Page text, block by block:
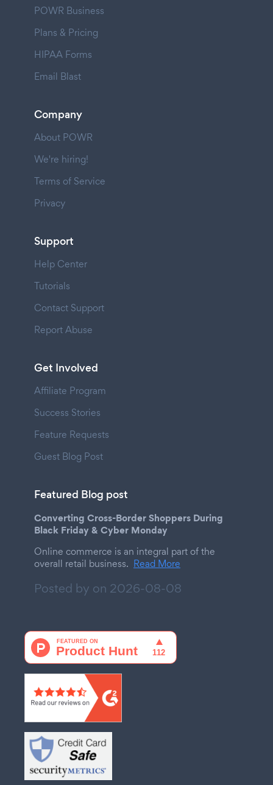
POWR Business
Plans & Pricing
HIPAA Forms
Email Blast
Company
About POWR
We're hiring!
Terms of Service
Privacy
Support
Help Center
Tutorials
Contact Support
Report Abuse
Get Involved
Affiliate Program
Success Stories
Feature Requests
Guest Blog Post
Featured Blog post
Converting Cross-Border Shoppers During
Black Friday & Cyber Monday
Online commerce is an integral part of the
overall retail business. Read More
Posted by on 2026-08-08